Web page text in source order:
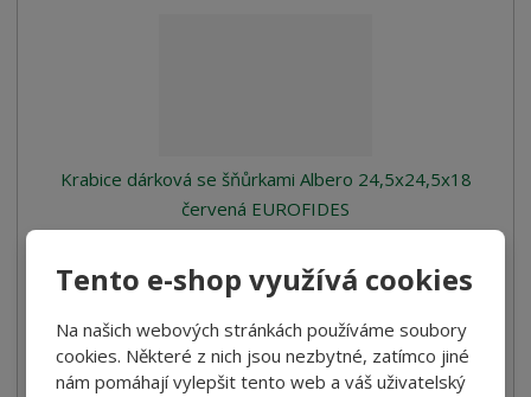
Tento e-shop využívá cookies
Na našich webových stránkách používáme soubory
cookies. Některé z nich jsou nezbytné, zatímco jiné
nám pomáhají vylepšit tento web a váš uživatelský
Krabice dárková se šňůrkami Albero 24,5x24,5x18
červená EUROFIDES
Červenobílá dárková krabice se stromečkem.
225,00 Kč
Cena bez DPH 185,95 Kč
Koupit